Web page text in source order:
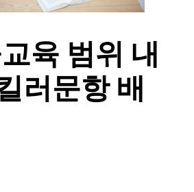
육 범위 내
러문항 배